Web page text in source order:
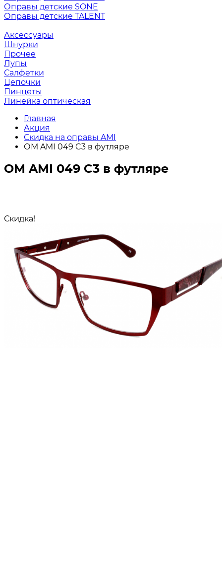
Оправы детские SONE
Оправы детские TALENT
Аксессуары
Шнурки
Прочее
Лупы
Салфетки
Цепочки
Пинцеты
Линейка оптическая
Главная
Акция
Скидка на оправы AMI
ОМ AMI 049 C3 в футляре
ОМ AMI 049 C3 в футляре
Скидка!